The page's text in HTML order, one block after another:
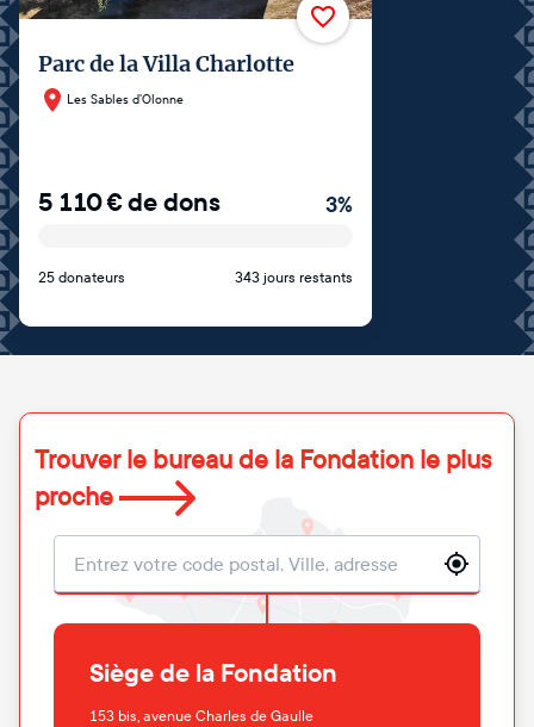
Parc de la Villa Charlotte
Les Sables d'Olonne
5 110€de dons 3%
25 donateurs 343 jours restants
Trouver le bureau de la Fondation le plus
proche
Localisation
Siège de la Fondation
153 bis, avenue Charles de Gaulle